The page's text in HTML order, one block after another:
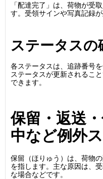
「配達完了」は、荷物が受
す。受領サインや写真記録
ステータスの
各ステータスは、追跡番号
ステータスが更新されるこ
できます。
保留・返送
中など例外
保留（ほりゅう）は、荷物
を指します。主な原因は、
な場合などです。